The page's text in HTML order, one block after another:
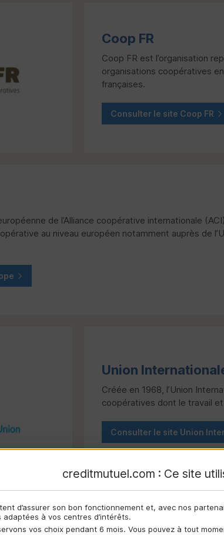
Coop FR
Coop FR est l’organisation
organisations coopératives
françaises.
Consulter le site Coop FR
de l’Alliance coopérative internationale (ACI
au niveau européen notamment auprès de
Union
Créée en 1968, l’Union
coopératives dont le travail
Consulter le site Union
de l’économie sociale
creditmutuel.com : Ce site
d’assurer son bon fonctionnement et, avec nos
à vos centres d’intérêts.
vos choix pendant 6 mois. Vous pouvez à tout